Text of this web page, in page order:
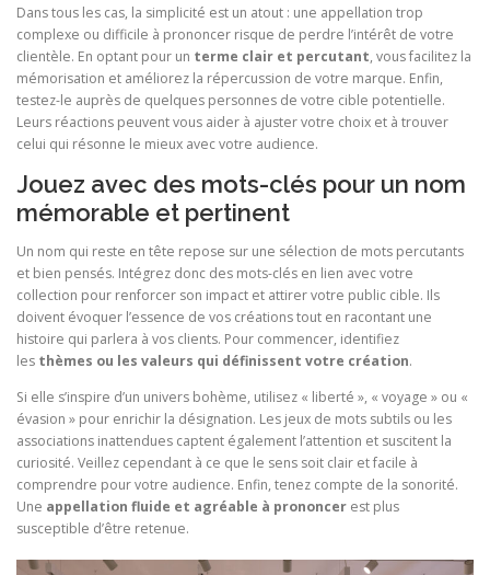
Dans tous les cas, la simplicité est un atout : une appellation trop
complexe ou difficile à prononcer risque de perdre l’intérêt de votre
clientèle. En optant pour un terme clair et percutant, vous facilitez la
mémorisation et améliorez la répercussion de votre marque. Enfin,
testez-le auprès de quelques personnes de votre cible potentielle.
Leurs réactions peuvent vous aider à ajuster votre choix et à trouver
celui qui résonne le mieux avec votre audience.
Jouez avec des mots-clés pour un nom
mémorable et pertinent
Un nom qui reste en tête repose sur une sélection de mots percutants
et bien pensés. Intégrez donc des mots-clés en lien avec votre
collection pour renforcer son impact et attirer votre public cible. Ils
doivent évoquer l’essence de vos créations tout en racontant une
histoire qui parlera à vos clients. Pour commencer, identifiez
les thèmes ou les valeurs qui définissent votre création.
Si elle s’inspire d’un univers bohème, utilisez « liberté », « voyage » ou «
évasion » pour enrichir la désignation. Les jeux de mots subtils ou les
associations inattendues captent également l’attention et suscitent la
curiosité. Veillez cependant à ce que le sens soit clair et facile à
comprendre pour votre audience. Enfin, tenez compte de la sonorité.
Une appellation fluide et agréable à prononcer est plus
susceptible d’être retenue.